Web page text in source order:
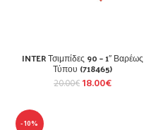
INTER Τσιμπίδες 90 – 1″ Βαρέως
Τύπου (718465)
20.00€ 18.00€
-10%